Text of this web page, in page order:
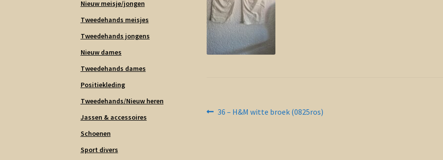
Bericht
Vorig
36 – H&M witte broek (0825ros)
Nieuw meisje/jongen
Tweedehands meisjes
Tweedehands jongens
Nieuw dames
Tweedehands dames
Positiekleding
Tweedehands/Nieuw heren
Jassen & accessoires
Schoenen
Sport divers